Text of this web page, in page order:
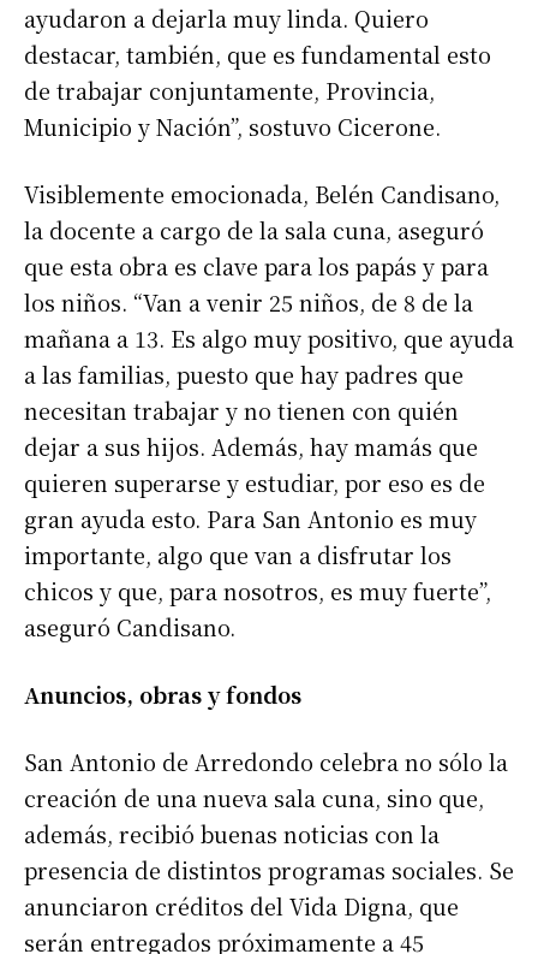
ayudaron a dejarla muy linda. Quiero
destacar, también, que es fundamental esto
de trabajar conjuntamente, Provincia,
Municipio y Nación”, sostuvo Cicerone.
Visiblemente emocionada, Belén Candisano,
la docente a cargo de la sala cuna, aseguró
que esta obra es clave para los papás y para
los niños. “Van a venir 25 niños, de 8 de la
mañana a 13. Es algo muy positivo, que ayuda
a las familias, puesto que hay padres que
necesitan trabajar y no tienen con quién
dejar a sus hijos. Además, hay mamás que
quieren superarse y estudiar, por eso es de
gran ayuda esto. Para San Antonio es muy
importante, algo que van a disfrutar los
chicos y que, para nosotros, es muy fuerte”,
aseguró Candisano.
Anuncios, obras y fondos
San Antonio de Arredondo celebra no sólo la
creación de una nueva sala cuna, sino que,
además, recibió buenas noticias con la
presencia de distintos programas sociales. Se
anunciaron créditos del Vida Digna, que
serán entregados próximamente a 45